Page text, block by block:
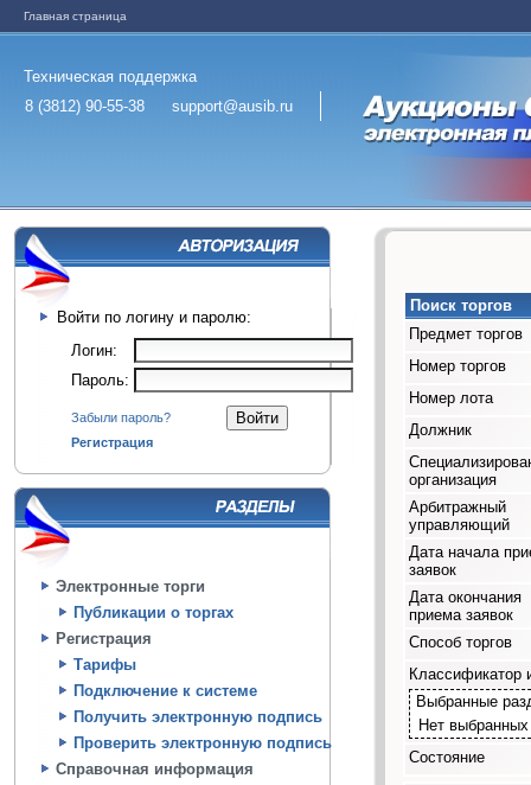
Главная страница
Техническая поддержка
8 (3812) 90-55-38
support@ausib.ru
Войти по логину и паролю:
Логин:
Пароль:
Забыли пароль?
Регистрация
Электронные торги
Публикации о торгах
Регистрация
Тарифы
Подключение к системе
Получить электронную подпись
Проверить электронную подпись
Справочная информация
Поиск торгов
Предмет торгов
Номер торгов
Номер лота
Должник
организация
Арбитражный
управляющий
Дата начала
заявок
Дата окончания
приема заявок
Способ торгов
Классификатор
Выбранные
Нет
Состояние